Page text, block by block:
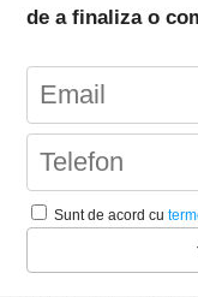
de a finaliza o
Sunt de acord cu